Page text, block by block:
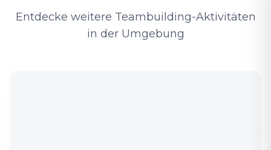
Entdecke weitere Teambuilding-Aktivitäten
in der Umgebung